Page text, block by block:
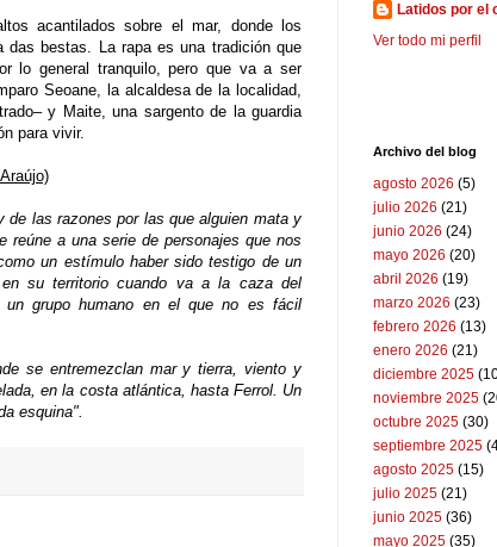
acantilados sobre el mar, donde los
bestas. La rapa es una tradición que
lo general tranquilo, pero que va a ser
Seoane, la alcaldesa de la localidad,
y Maite, una sargento de la guardia
para vivir.
las razones por las que alguien mata y
reúne a una serie de personajes que nos
un estímulo haber sido testigo de un
su territorio cuando va a la caza del
un grupo humano en el que no es fácil
se entremezclan mar y tierra, viento y
en la costa atlántica, hasta Ferrol. Un
esquina".
Latidos por el
Ver todo mi perfil
Archivo del blog
agosto 2026 (5)
julio 2026 (21)
junio 2026 (24)
mayo 2026 (20)
abril 2026 (19)
marzo 2026 (23)
febrero 2026 (13)
enero 2026 (21)
diciembre 2025
noviembre 2025
octubre 2025 (30)
septiembre 2025
agosto 2025 (15)
julio 2025 (21)
junio 2025 (36)
mayo 2025 (35)